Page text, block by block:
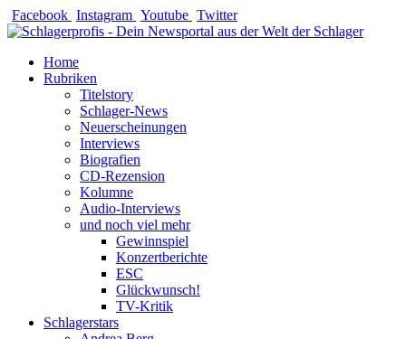
Zum
Inhalt
Facebook Instagram Youtube Twitter
Home
Rubriken
Titelstory
Schlager-News
Neuerscheinungen
Interviews
Biografien
CD-Rezension
Kolumne
Audio-Interviews
und noch viel mehr
Gewinnspiel
Konzertberichte
ESC
Glückwunsch!
TV-Kritik
Schlagerstars